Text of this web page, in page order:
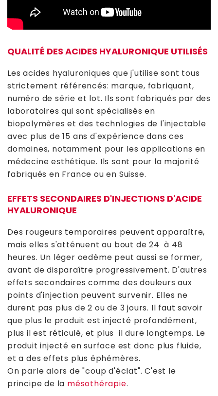
QUALITÉ DES ACIDES HYALURONIQUE UTILISÉS
Les acides hyaluroniques que j'utilise sont tous
strictement référencés: marque, fabriquant,
numéro de série et lot. Ils sont fabriqués par des
laboratoires qui sont spécialisés en
biopolymères et des technlogies de l'injectable
avec plus de 15 ans d'expérience dans ces
domaines, notamment pour les applications en
médecine esthétique. Ils sont pour la majorité
fabriqués en France ou en Suisse.
EFFETS SECONDAIRES D'INJECTIONS D'ACIDE
HYALURONIQUE
Des rougeurs temporaires peuvent apparaître,
mais elles s'atténuent au bout de 24 à 48
heures. Un léger oedème peut aussi se former,
avant de disparaître progressivement. D'autres
effets secondaires comme des douleurs aux
points d'injection peuvent survenir. Elles ne
durent pas plus de 2 ou de 3 jours. Il faut savoir
que plus le produit est injecté profondément,
plus il est réticulé, et plus il dure longtemps. Le
produit injecté en surface est donc plus fluide,
et a des effets plus éphémères.
On parle alors de "coup d'éclat". C'est le
principe de la mésothérapie.